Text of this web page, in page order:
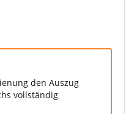
den Auszug
vollständig